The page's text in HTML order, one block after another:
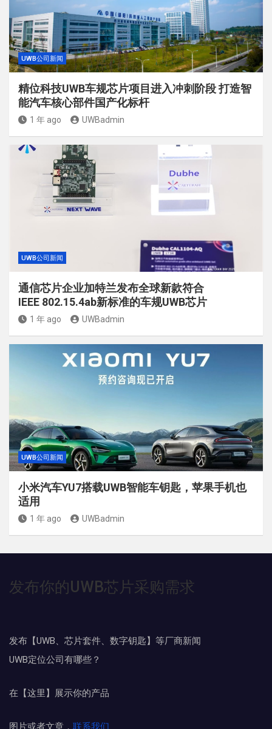
UWB公司新闻
精位科技UWB车规芯片项目进入冲刺阶段 打造智
能汽车核心部件国产化标杆
1 年 ago UWBadmin
UWB公司新闻
通信芯片企业加特兰发布全球新款符合
IEEE 802.15.4ab新标准的车规UWB芯片
1 年 ago UWBadmin
UWB公司新闻
小米汽车YU7搭载UWB智能车钥匙，苹果手机也
适用
1 年 ago UWBadmin
发布你的UWB芯片采购需求
发布【UWB、芯片套件、数字钥匙】等厂商新闻
UWB定位公司有哪些？
在【这里】展示你的产品
图片或者文章， 联系我们